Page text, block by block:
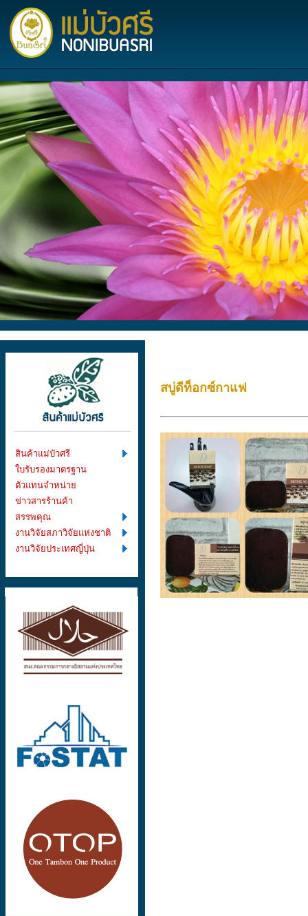
สินค้าแม่บัวศรี
ใบรับรองมาตรฐาน
ตัวแทนจำหน่าย
ข่าวสารร้านค้า
สรรพคุณ
งานวิจัยสภาวิจัยแห่งชาติ
งานวิจัยประเทศญี่ปุ่น
สบู่ดีท็อกซ์กาแฟ